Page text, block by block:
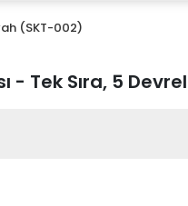
(SKT-002)
- Tek Sıra, 5